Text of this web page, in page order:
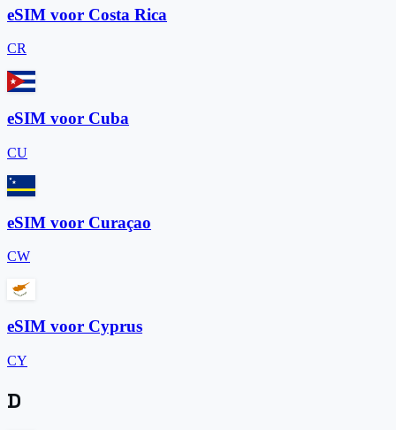
eSIM voor Costa Rica
CR
eSIM voor Cuba
CU
eSIM voor Curaçao
CW
eSIM voor Cyprus
CY
D